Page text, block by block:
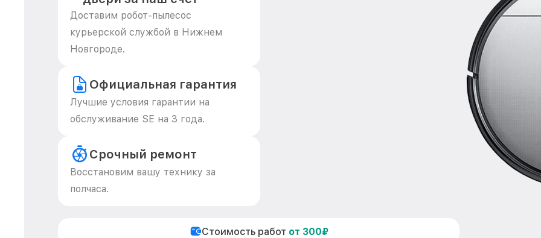
Доставим робот-пылесос
курьерской службой в Нижнем
Новгороде.
Официальная гарантия
Лучшие условия гарантии на
обслуживание SE на 3 года.
Срочный ремонт
Восстановим вашу технику за
полчаса.
Стоимость работ от 300₽